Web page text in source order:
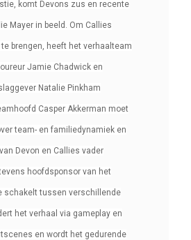
komt Devons zus en recente
Mayer in beeld. Om Callies
brengen, heeft het verhaalteam
Jamie Chadwick en
Natalie Pinkham
Casper Akkerman moet
team- en familiedynamiek en
Devon en Callies vader
hoofdsponsor van het
schakelt tussen verschillende
het verhaal via gameplay en
en wordt het gedurende